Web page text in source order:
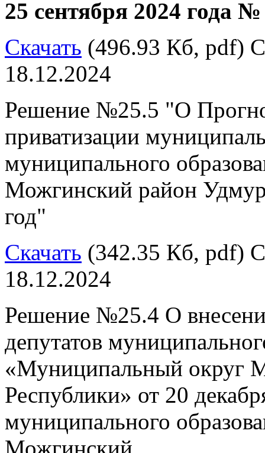
25 сентября 2024 года
Скачать (496.93 Кб, pdf)
18.12.2024
Решение №25.5 "О
приватизации
муниципального
Можгинский район
год"
Скачать (342.35 Кб, pdf)
18.12.2024
Решение №25.4 О
депутатов
«Муниципальный округ
Республики» от 20
муниципального
Можгинский